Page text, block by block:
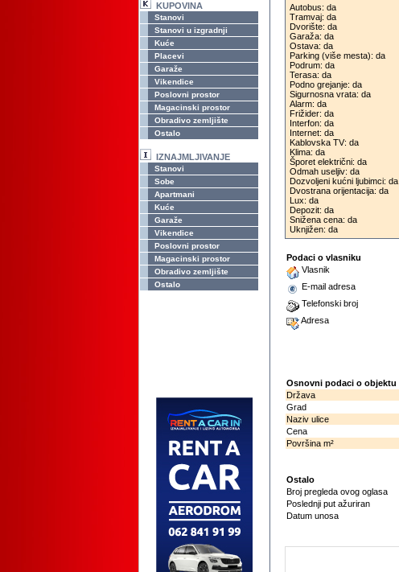
KUPOVINA
Stanovi
Stanovi u izgradnji
Kuće
Placevi
Garaže
Vikendice
Poslovni prostor
Magacinski prostor
Obradivo zemljište
Ostalo
IZNAJMLJIVANJE
Stanovi
Sobe
Apartmani
Kuće
Garaže
Vikendice
Poslovni prostor
Magacinski prostor
Obradivo zemljište
Ostalo
Autobus: da
Tramvaj: da
Dvorište: da
Garaža: da
Ostava: da
Parking (više mesta): da
Podrum: da
Terasa: da
Podno grejanje: da
Sigurnosna vrata: da
Alarm: da
Frižider: da
Interfon: da
Internet: da
Kablovska TV: da
Klima: da
Šporet električni: da
Odmah useljiv: da
Dozvoljeni kućni ljubimci: da
Dvostrana orijentacija: da
Lux: da
Depozit: da
Snižena cena: da
Uknjižen: da
Podaci o vlasniku
Vlasnik
E-mail adresa
Telefonski broj
Adresa
Osnovni podaci o objektu
Država
Grad
Naziv ulice
Cena
Površina m²
Ostalo
Broj pregleda ovog oglasa
Poslednji put ažuriran
Datum unosa